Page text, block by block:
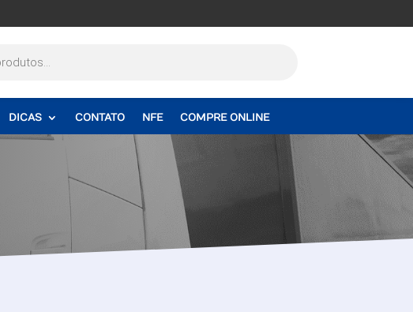
DICAS CONTATO NFE COMPRE ONLINE